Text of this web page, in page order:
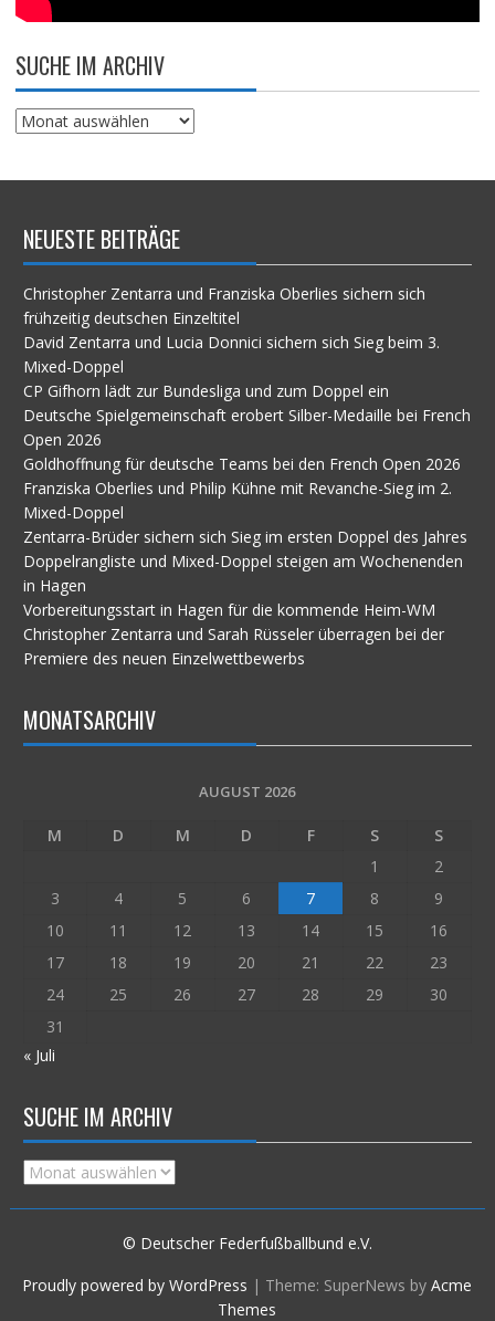
SUCHE IM ARCHIV
Suche
NEUESTE BEITRÄGE
Christopher Zentarra und Franziska Oberlies sichern sich
frühzeitig deutschen Einzeltitel
David Zentarra und Lucia Donnici sichern sich Sieg beim 3.
Mixed-Doppel
CP Gifhorn lädt zur Bundesliga und zum Doppel ein
Deutsche Spielgemeinschaft erobert Silber-Medaille bei French
Open 2026
Goldhoffnung für deutsche Teams bei den French Open 2026
Franziska Oberlies und Philip Kühne mit Revanche-Sieg im 2.
Mixed-Doppel
Zentarra-Brüder sichern sich Sieg im ersten Doppel des Jahres
Doppelrangliste und Mixed-Doppel steigen am Wochenenden
in Hagen
Vorbereitungsstart in Hagen für die kommende Heim-WM
Christopher Zentarra und Sarah Rüsseler überragen bei der
Premiere des neuen Einzelwettbewerbs
MONATSARCHIV
AUGUST 2026
M D M D F S
S
1
2
3
4 5 6 7 8
9
10
11 12 13 14 15
16
17
18 19 20 21 22
23
24
25 26 27 28 29
30
31
« Juli
SUCHE IM ARCHIV
Suche
© Deutscher Federfußballbund e.V.
Proudly powered by WordPress | Theme: SuperNews byAcme
Themes